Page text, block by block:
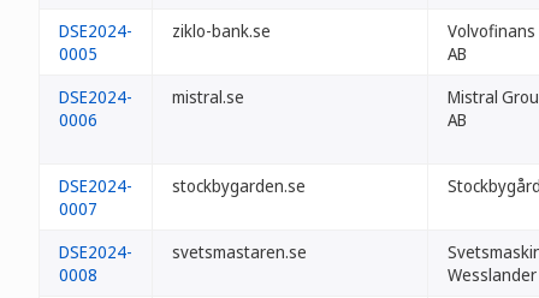
DSE2024-
0005
ziklo-bank.se
Volvofinans
AB
DSE2024-
0006
mistral.se
Mistral
AB
DSE2024-
0007
stockbygarden.se
DSE2024-
0008
svetsmastaren.se
Wesslander